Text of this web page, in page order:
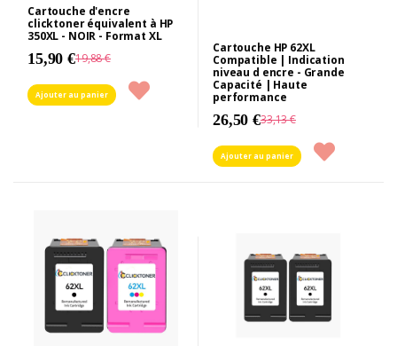
Cartouche d'encre
clicktoner équivalent à HP
350XL - NOIR - Format XL
15,90 €19,88 €
Ajouter au panier
Cartouche HP 62XL
Compatible | Indication
niveau d encre - Grande
Capacité | Haute
performance
26,50 €33,13 €
Ajouter au panier